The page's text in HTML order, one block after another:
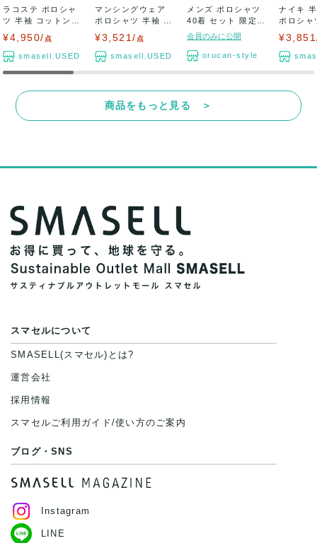
ラコステ ポロシャ
ツ 半袖 コットン10
¥4,950/ 点
smasell.USED
マンシングウェア
ポロシャツ 半袖 グ
¥3,521/ 点
smasell.USED
メンズ ポロシャツ
40着 セット 限定
スポーツ...
会員のみに公開
orucan-style
ナイキ
ポロシャ
商品をもっと見る ＞
スマセルについて
SMASELL(スマセル)とは?
運営会社
採用情報
スマセルご利用ガイド/使い方のご案内
ブログ・SNS
Instagram
LINE